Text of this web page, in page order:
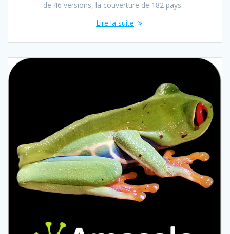
de 46 versions, la couverture de 182 pays…
Lire la suite